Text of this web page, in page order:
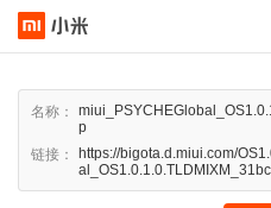
名称：
p
链接：
https://bigota.d.miui.com/